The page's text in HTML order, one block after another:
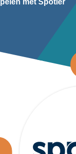
met Spotler